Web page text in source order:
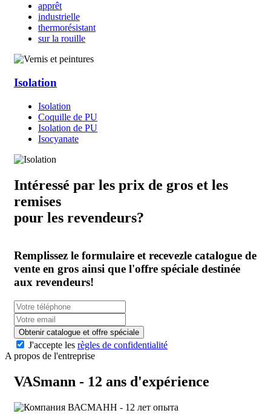
apprêt
industrielle
thermorésistant
sur la rouille
Isolation
Isolation
Coquille de PU
Isolation de PU
Isocyanate
Intéressé par les prix de gros et les
remises
pour les revendeurs?
Remplissez le formulaire et recevezle catalogue de
vente en gros ainsi que l'offre spéciale destinée
aux revendeurs!
Obtenir catalogue et offre spéciale
J'accepte les règles de confidentialité
A propos de l'entreprise
VASmann - 12 ans d'expérience